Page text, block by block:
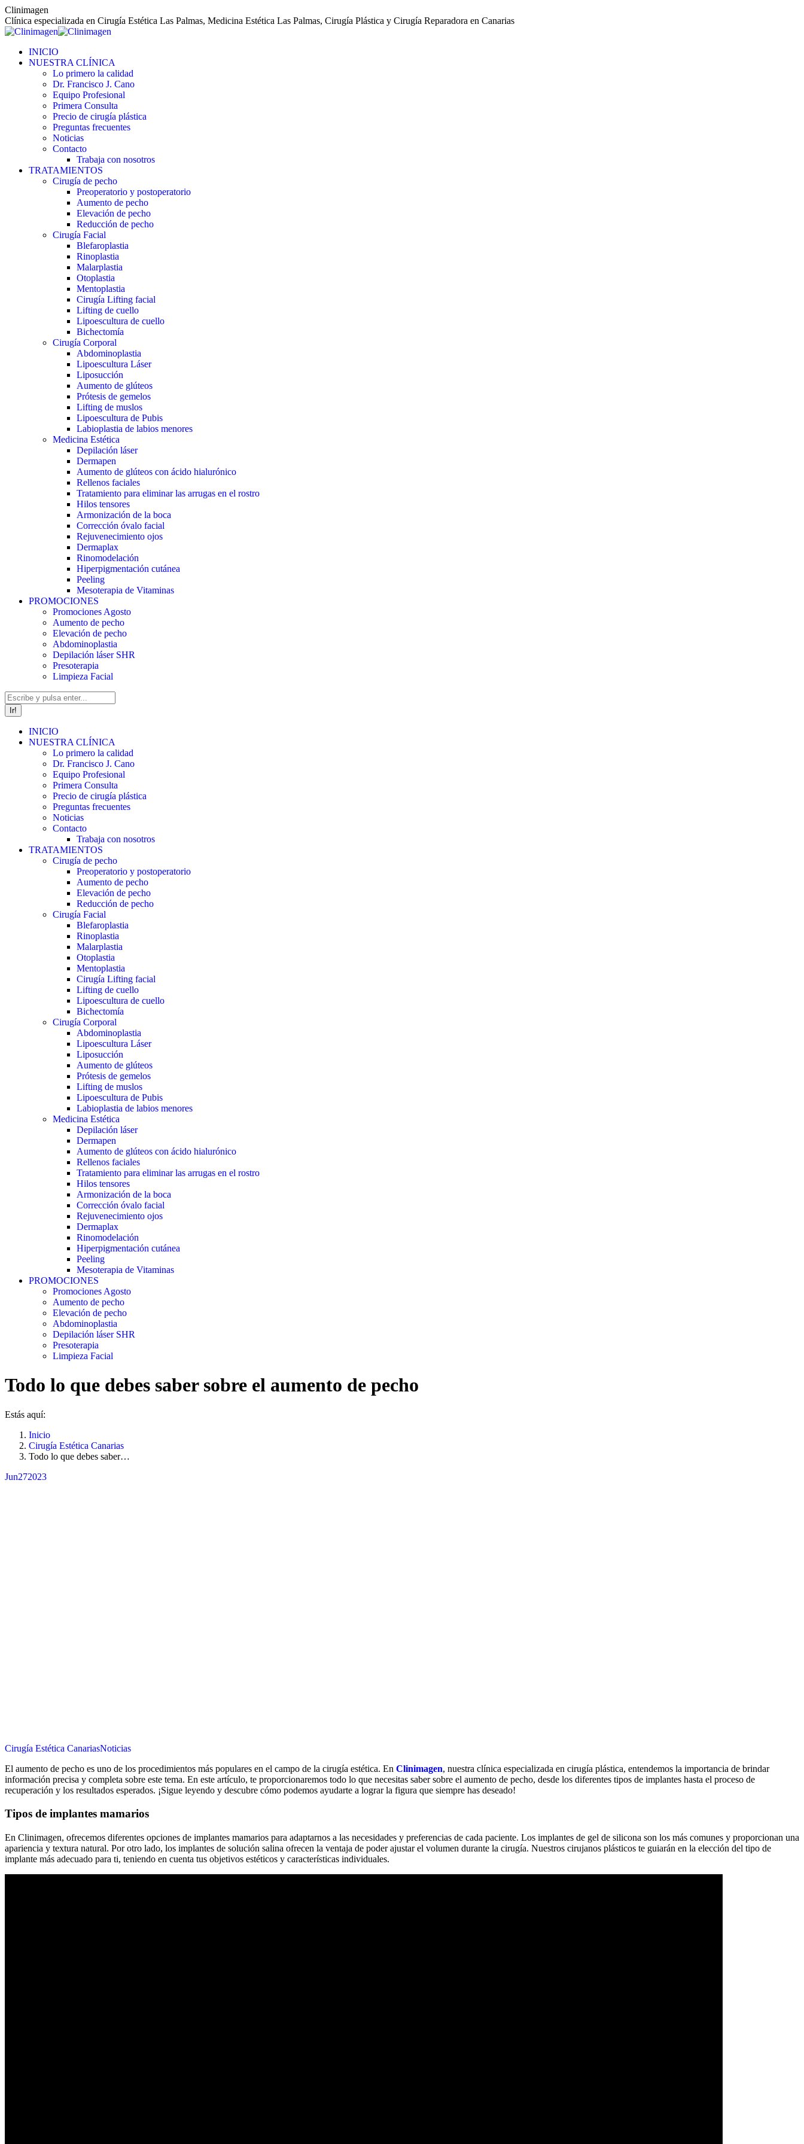
Saltar
al
contenido
Clinimagen
Clínica especializada en Cirugía Estética Las Palmas, Medicina Estética Las Palmas, Cirugía Plástica y Cirugía Reparadora en Canarias
INICIO
NUESTRA CLÍNICA
Lo primero la calidad
Dr. Francisco J. Cano
Equipo Profesional
Primera Consulta
Precio de cirugía plástica
Preguntas frecuentes
Noticias
Contacto
Trabaja con nosotros
TRATAMIENTOS
Cirugía de pecho
Preoperatorio y postoperatorio
Aumento de pecho
Elevación de pecho
Reducción de pecho
Cirugía Facial
Blefaroplastia
Rinoplastia
Malarplastia
Otoplastia
Mentoplastia
Cirugía Lifting facial
Lifting de cuello
Lipoescultura de cuello
Bichectomía
Cirugía Corporal
Abdominoplastia
Lipoescultura Láser
Liposucción
Aumento de glúteos
Prótesis de gemelos
Lifting de muslos
Lipoescultura de Pubis
Labioplastia de labios menores
Medicina Estética
Depilación láser
Dermapen
Aumento de glúteos con ácido hialurónico
Rellenos faciales
Tratamiento para eliminar las arrugas en el rostro
Hilos tensores
Armonización de la boca
Corrección óvalo facial
Rejuvenecimiento ojos
Dermaplax
Rinomodelación
Hiperpigmentación cutánea
Peeling
Mesoterapia de Vitaminas
PROMOCIONES
Promociones Agosto
Aumento de pecho
Elevación de pecho
Abdominoplastia
Depilación láser SHR
Presoterapia
Limpieza Facial
Buscar:
INICIO
NUESTRA CLÍNICA
Lo primero la calidad
Dr. Francisco J. Cano
Equipo Profesional
Primera Consulta
Precio de cirugía plástica
Preguntas frecuentes
Noticias
Contacto
Trabaja con nosotros
TRATAMIENTOS
Cirugía de pecho
Preoperatorio y postoperatorio
Aumento de pecho
Elevación de pecho
Reducción de pecho
Cirugía Facial
Blefaroplastia
Rinoplastia
Malarplastia
Otoplastia
Mentoplastia
Cirugía Lifting facial
Lifting de cuello
Lipoescultura de cuello
Bichectomía
Cirugía Corporal
Abdominoplastia
Lipoescultura Láser
Liposucción
Aumento de glúteos
Prótesis de gemelos
Lifting de muslos
Lipoescultura de Pubis
Labioplastia de labios menores
Medicina Estética
Depilación láser
Dermapen
Aumento de glúteos con ácido hialurónico
Rellenos faciales
Tratamiento para eliminar las arrugas en el rostro
Hilos tensores
Armonización de la boca
Corrección óvalo facial
Rejuvenecimiento ojos
Dermaplax
Rinomodelación
Hiperpigmentación cutánea
Peeling
Mesoterapia de Vitaminas
PROMOCIONES
Promociones Agosto
Aumento de pecho
Elevación de pecho
Abdominoplastia
Depilación láser SHR
Presoterapia
Limpieza Facial
Todo lo que debes saber sobre el aumento de pecho
Estás aquí:
Inicio
Cirugía Estética Canarias
Todo lo que debes saber…
Jun272023
Cirugía Estética CanariasNoticias
El aumento de pecho es uno de los procedimientos más populares en el campo de la cirugía estética. En Clinimagen, nuestra clínica especializada en cirugía plástica, entendemos la importancia de brindar
información precisa y completa sobre este tema. En este artículo, te proporcionaremos todo lo que necesitas saber sobre el aumento de pecho, desde los diferentes tipos de implantes hasta el proceso de
recuperación y los resultados esperados. ¡Sigue leyendo y descubre cómo podemos ayudarte a lograr la figura que siempre has deseado!
Tipos de implantes mamarios
En Clinimagen, ofrecemos diferentes opciones de implantes mamarios para adaptarnos a las necesidades y preferencias de cada paciente. Los implantes de gel de silicona son los más comunes y proporcionan una
apariencia y textura natural. Por otro lado, los implantes de solución salina ofrecen la ventaja de poder ajustar el volumen durante la cirugía. Nuestros cirujanos plásticos te guiarán en la elección del tipo de
implante más adecuado para ti, teniendo en cuenta tus objetivos estéticos y características individuales.